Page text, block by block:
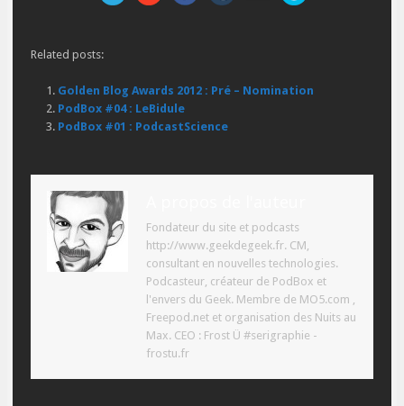
Related posts:
Golden Blog Awards 2012 : Pré – Nomination
PodBox #04 : LeBidule
PodBox #01 : PodcastScience
Fondateur du site et podcasts
http://www.geekdegeek.fr. CM,
consultant en nouvelles technologies.
Podcasteur, créateur de PodBox et
l'envers du Geek. Membre de MO5.com ,
Freepod.net et organisation des Nuits au
Max. CEO : Frost Ü #serigraphie -
frostu.fr